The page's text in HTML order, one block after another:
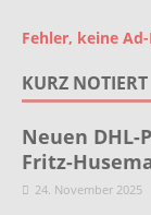
Fehler, keine
KURZ NOTIERT
Neuen
Fritz-
24. November 2025